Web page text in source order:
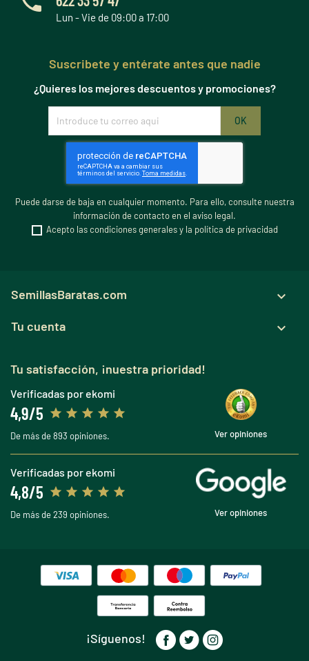
Lun - Vie de 09:00 a 17:00
Suscribete y entérate antes que nadie
¿Quieres los mejores descuentos y promociones?
Puede darse de baja en cualquier momento. Para ello, consulte nuestra
información de contacto en el aviso legal.
Acepto las condiciones generales y la política de privacidad
SemillasBaratas.com 
Tu cuenta 
Tu satisfacción, ¡nuestra prioridad!
Verificadas por ekomi
4,9/5
De más de 893 opiniones. Ver opiniones
Verificadas por ekomi
4,8/5
De más de 239 opiniones. Ver opiniones
¡Síguenos!